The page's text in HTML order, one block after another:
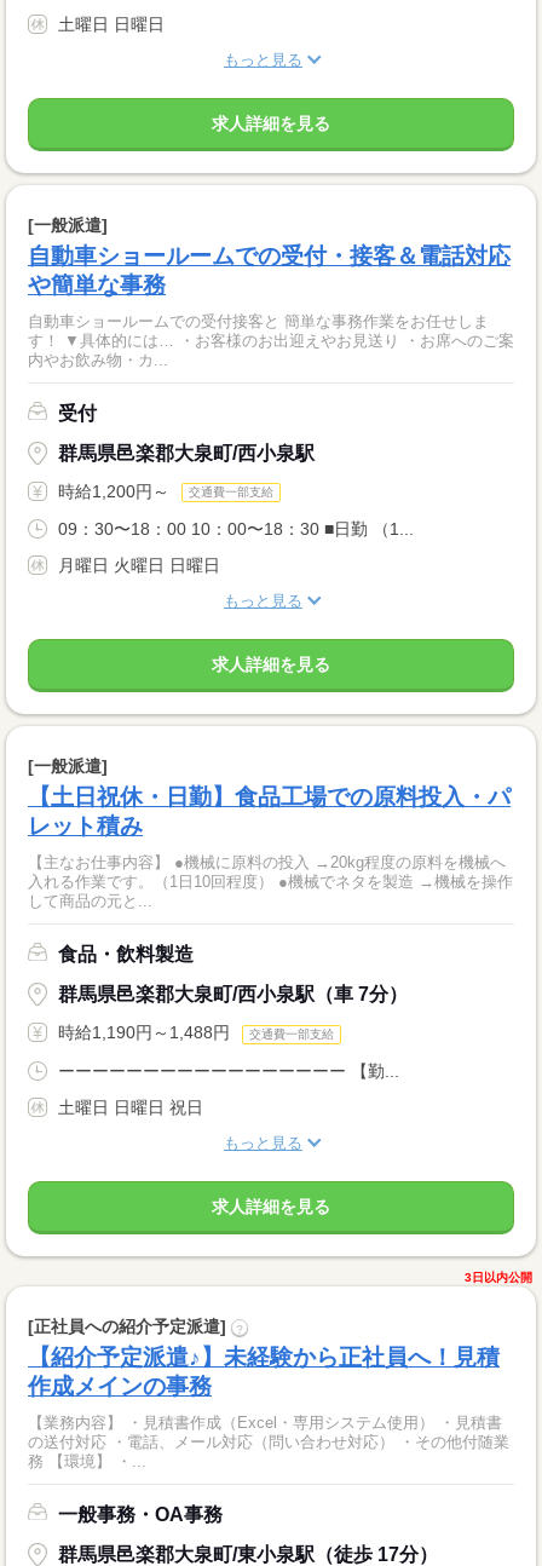
土曜日 日曜日
もっと見る
求人詳細を見る
[一般派遣]
自動車ショールームでの受付・接客＆電話対応
や簡単な事務
自動車ショールームでの受付接客と 簡単な事務作業をお任せしま
す！ ▼具体的には… ・お客様のお出迎えやお見送り ・お席へのご案
内やお飲み物・カ...
受付
群馬県邑楽郡大泉町/西小泉駅
時給1,200円～ 交通費一部支給
09：30〜18：00 10：00〜18：30 ■日勤 （1...
月曜日 火曜日 日曜日
もっと見る
求人詳細を見る
[一般派遣]
【土日祝休・日勤】食品工場での原料投入・パ
レット積み
【主なお仕事内容】 ●機械に原料の投入 →20kg程度の原料を機械へ
入れる作業です。（1日10回程度） ●機械でネタを製造 →機械を操作
して商品の元と...
食品・飲料製造
群馬県邑楽郡大泉町/西小泉駅（車 7分）
時給1,190円～1,488円 交通費一部支給
ーーーーーーーーーーーーーーーーー 【勤...
土曜日 日曜日 祝日
もっと見る
求人詳細を見る
3日以内公開
[正社員への紹介予定派遣] ?
【紹介予定派遣♪】未経験から正社員へ！見積
作成メインの事務
【業務内容】 ・見積書作成（Excel・専用システム使用） ・見積書
の送付対応 ・電話、メール対応（問い合わせ対応） ・その他付随業
務 【環境】 ・...
一般事務・OA事務
群馬県邑楽郡大泉町/東小泉駅（徒歩 17分）